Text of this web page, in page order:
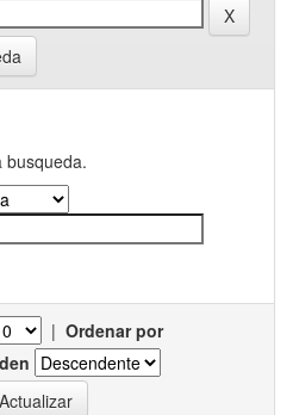
busqueda.
| Ordenar por